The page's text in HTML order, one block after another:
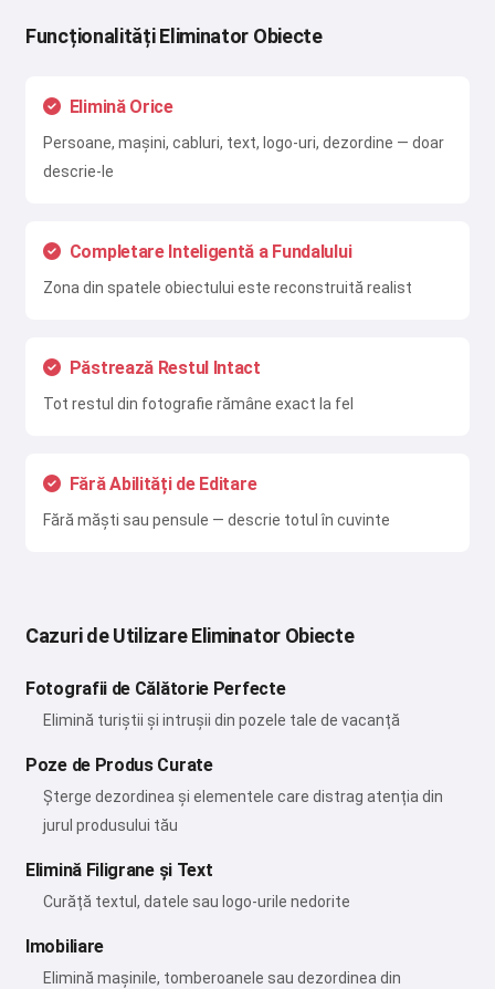
Funcționalități Eliminator Obiecte
Elimină Orice
Persoane, mașini, cabluri, text, logo-uri, dezordine — doar
descrie-le
Completare Inteligentă a Fundalului
Zona din spatele obiectului este reconstruită realist
Păstrează Restul Intact
Tot restul din fotografie rămâne exact la fel
Fără Abilități de Editare
Fără măști sau pensule — descrie totul în cuvinte
Cazuri de Utilizare Eliminator Obiecte
Fotografii de Călătorie Perfecte
Elimină turiștii și intrușii din pozele tale de vacanță
Poze de Produs Curate
Șterge dezordinea și elementele care distrag atenția din
jurul produsului tău
Elimină Filigrane și Text
Curăță textul, datele sau logo-urile nedorite
Imobiliare
Elimină mașinile, tomberoanele sau dezordinea din